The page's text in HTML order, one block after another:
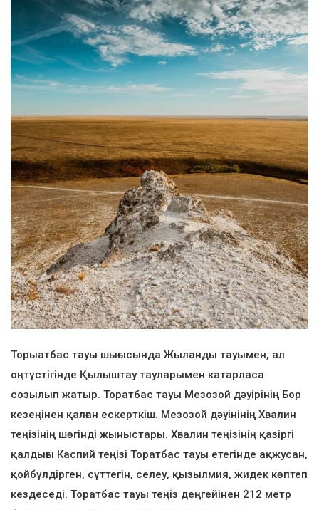
Торыатбас тауы шығысында Жыланды тауымен, ал
оңтүстігінде Қылыштау тауларымен катарласа
созылып жатыр. Торатбас тауы Мезозой дәуірінің Бор
кезеңінен қалған ескерткіш. Мезозой дәуінінің Хвалин
теңізінің шөгінді жыныстары. Хвалин теңізінің қазіргі
қалдығы Каспий теңізі Торатбас тауы етегінде ақжусан,
қойбүлдірген, сүттегін, селеу, қызылмия, жидек көптеп
кездеседі. Торатбас тауы теңіз деңгейінен 212 метр